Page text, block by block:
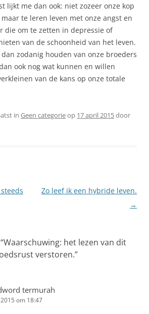
lijkt me dan ook: niet zozeer onze kop
te leren leven met onze angst en
die om te zetten in depressie of
van de schoonheid van het leven.
zodanig houden van onze broeders
ook nog wat kunnen en willen
van de kans op onze totale
in Geen categorieop 17 april 2015door
Zo leef ik een hybride leven.
→
Waarschuwing: het lezen van dit
verstoren.”
termurah
om 18:47